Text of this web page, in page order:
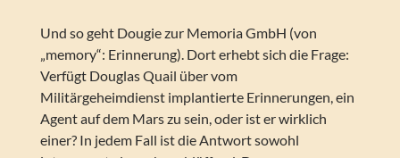
Und so geht Dougie zur Memoria GmbH (von
„memory“: Erinnerung). Dort erhebt sich die Frage:
Verfügt Douglas Quail über vom
Militärgeheimdienst implantierte Erinnerungen, ein
Agent auf dem Mars zu sein, oder ist er wirklich
einer? In jedem Fall ist die Antwort sowohl